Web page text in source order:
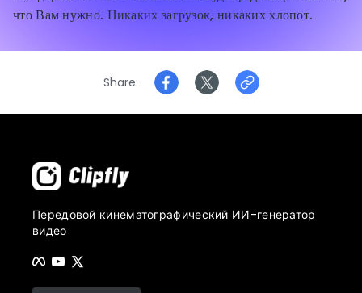
что Вам нужно. Никаких загрузок, никаких хлопот.
Share
Передовой кинематографический ИИ-генератор
видео